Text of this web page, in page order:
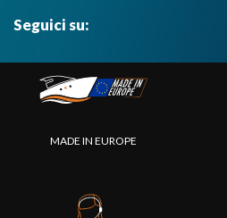
Seguici su:
MADE IN EUROPE